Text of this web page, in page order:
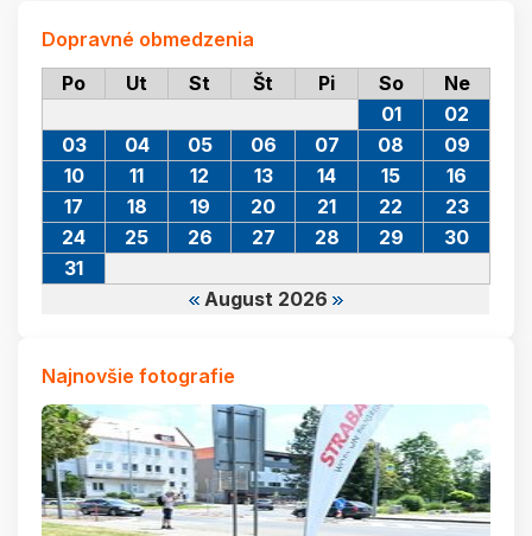
Dopravné obmedzenia
Po
Ut St Št Pi So Ne
August 2026
01
02
03
04 05 06 07 08
09
10
11 12 13 14 15
16
17
18 19 20 21 22
23
24
25 26 27 28 29
30
31
Najnovšie fotografie